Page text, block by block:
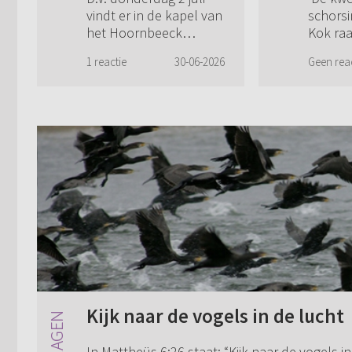
brengt vier
predikanten
vindt er in de kapel van
het Hoornbeeck
een pastorale
vormen vier
predikanten een panel,
met het ...
1 reactie 30-06-2026
om
Kok
Jong,
Geen
Kijk naar de vogels in de lucht